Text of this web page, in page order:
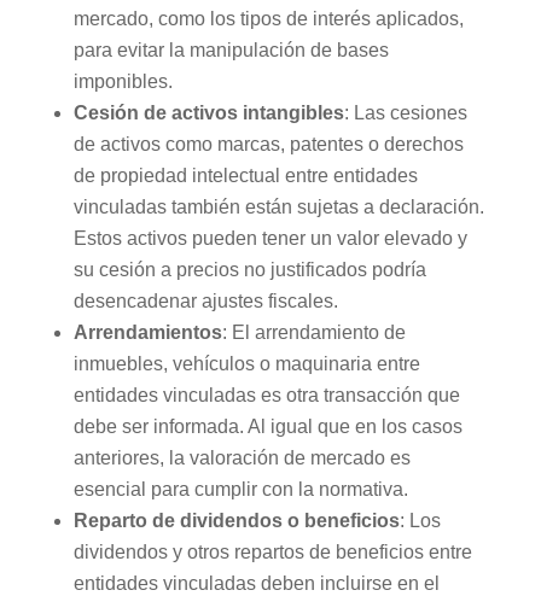
mercado, como los tipos de interés aplicados,
para evitar la manipulación de bases
imponibles.
Cesión de activos intangibles: Las cesiones
de activos como marcas, patentes o derechos
de propiedad intelectual entre entidades
vinculadas también están sujetas a declaración.
Estos activos pueden tener un valor elevado y
su cesión a precios no justificados podría
desencadenar ajustes fiscales.
Arrendamientos: El arrendamiento de
inmuebles, vehículos o maquinaria entre
entidades vinculadas es otra transacción que
debe ser informada. Al igual que en los casos
anteriores, la valoración de mercado es
esencial para cumplir con la normativa.
Reparto de dividendos o beneficios: Los
dividendos y otros repartos de beneficios entre
entidades vinculadas deben incluirse en el